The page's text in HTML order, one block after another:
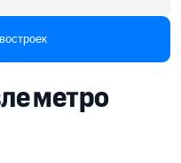
метро